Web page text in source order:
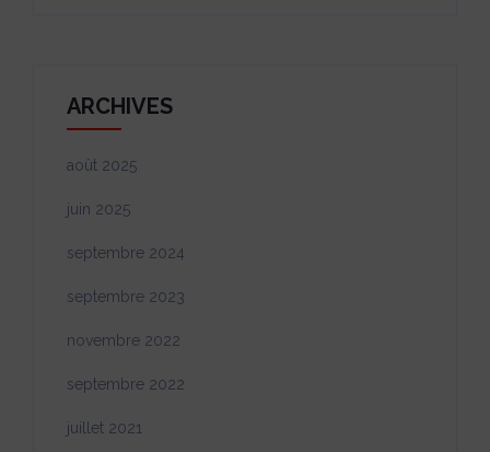
ARCHIVES
août 2025
juin 2025
septembre 2024
septembre 2023
novembre 2022
septembre 2022
juillet 2021